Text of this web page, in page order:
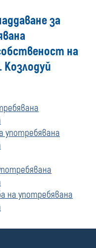
за
на
Козлодуй
употребявана
на употребявана